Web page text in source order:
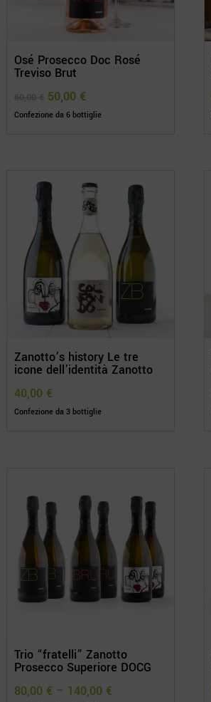
Osé Prosecco Doc Rosé
Treviso Brut
Il
prezzo
60,00 €.
50,00 €Il
prezzo
50,00 €.
Confezione da 6 bottiglie
Zanotto’s history Le tre
icone dell’identità Zanotto
40,00 €
Confezione da 3 bottiglie
Trio “fratelli” Zanotto
Prosecco Superiore DOCG
80,00 € – 140,00 €